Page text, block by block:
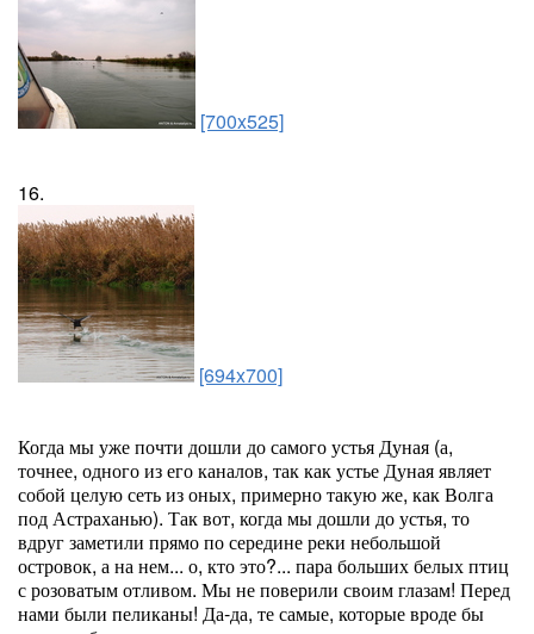
[700x525]
16.
[694x700]
Когда мы уже почти дошли до самого устья Дуная (а,
точнее, одного из его каналов, так как устье Дуная являет
собой целую сеть из оных, примерно такую же, как Волга
под Астраханью). Так вот, когда мы дошли до устья, то
вдруг заметили прямо по середине реки небольшой
островок, а на нем... о, кто это?... пара больших белых птиц
с розоватым отливом. Мы не поверили своим глазам! Перед
нами были пеликаны! Да-да, те самые, которые вроде бы